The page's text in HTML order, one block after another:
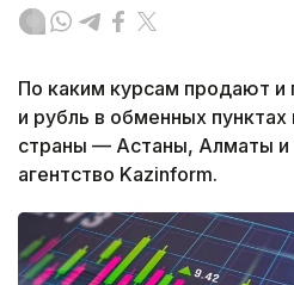
По каким курсам продают и
и рубль в обменных
страны — Астаны, Алматы
агентство Kazinform.